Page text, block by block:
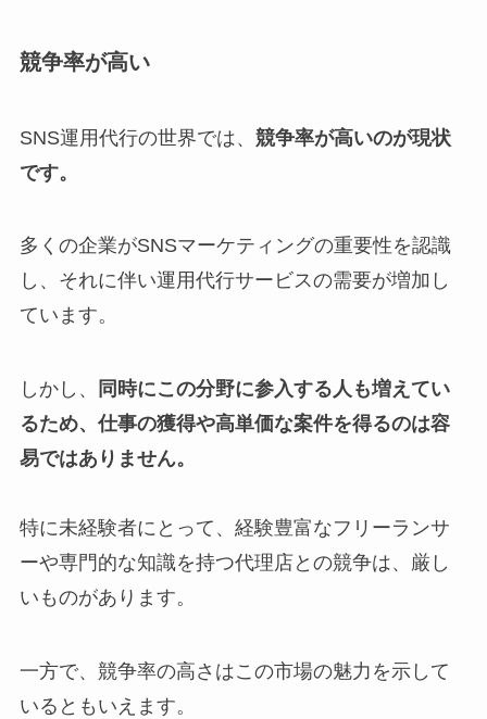
競争率が高い
SNS運用代行の世界では、 競争率が高いのが現状
です。
多くの企業がSNSマーケティングの重要性を認識
し、それに伴い運用代行サービスの需要が増加し
ています。
しかし、
同時にこの分野に参入する人も増えてい
るため、仕事の獲得や高単価な案件を得るのは容
易ではありません。
特に未経験者にとって、経験豊富なフリーランサ
ーや専門的な知識を持つ代理店との競争は、厳し
いものがあります。
一方で、競争率の高さはこの市場の魅力を示して
いるともいえます。